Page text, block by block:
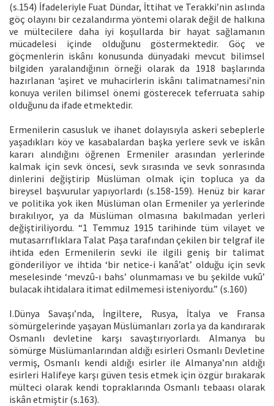
(s.154) İfadeleriyle Fuat Dündar, İttihat ve Terakki’nin aslında
göç olayını bir cezalandırma yöntemi olarak değil de halkına
ve mültecilere daha iyi koşullarda bir hayat sağlamanın
mücadelesi içinde olduğunu göstermektedir. Göç ve
göçmenlerin iskânı konusunda dünyadaki mevcut bilimsel
bilgiden yaralandığının örneği olarak da 1918 başlarında
hazırlanan ‘aşiret ve muhacirlerin iskânı talimatnamesi’nin
konuya verilen bilimsel önemi gösterecek teferruata sahip
olduğunu da ifade etmektedir.
Ermenilerin casusluk ve ihanet dolayısıyla askeri sebeplerle
yaşadıkları köy ve kasabalardan başka yerlere sevk ve iskân
kararı alındığını öğrenen Ermeniler arasından yerlerinde
kalmak için sevk öncesi, sevk sırasında ve sevk sonrasında
dinlerini değiştirip Müslüman olmak için topluca ya da
bireysel başvurular yapıyorlardı (s.158-159). Henüz bir karar
ve politika yok iken Müslüman olan Ermeniler ya yerlerinde
bırakılıyor, ya da Müslüman olmasına bakılmadan yerleri
değiştiriliyordu. “1 Temmuz 1915 tarihinde tüm vilayet ve
mutasarrıflıklara Talat Paşa tarafından çekilen bir telgraf ile
ihtida eden Ermenilerin sevki ile ilgili geniş bir talimat
gönderiliyor ve ihtida ‘bir netice-i kanâ’at’ olduğu için sevk
meselesinde ‘mevzû-ı bahs’ olunmaması ve bu şekilde vukû’
bulacak ihtidalara itimat edilmemesi isteniyordu.” (s.160)
I.Dünya Savaşı’nda, İngiltere, Rusya, İtalya ve Fransa
sömürgelerinde yaşayan Müslümanları zorla ya da kandırarak
Osmanlı devletine karşı savaştırıyorlardı. Almanya bu
sömürge Müslümanlarından aldığı esirleri Osmanlı Devletine
vermiş, Osmanlı kendi aldığı esirler ile Almanya’nın aldığı
esirleri Halifeye karşı güven tesis etmek için özgür bırakarak
mülteci olarak kendi topraklarında Osmanlı tebaası olarak
iskân etmiştir (s.163).